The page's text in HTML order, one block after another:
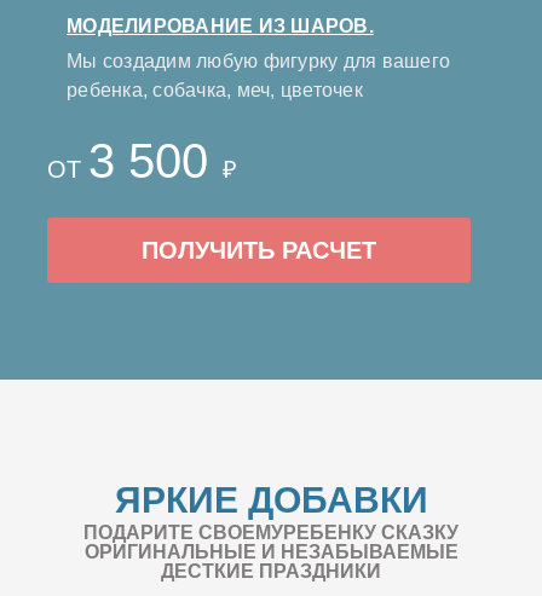
МОДЕЛИРОВАНИЕ ИЗ ШАРОВ.
Мы создадим любую фигурку для вашего
ребенка, собачка, меч, цветочек
ОТ 3 500 ₽
ПОЛУЧИТЬ РАСЧЕТ
ЯРКИЕ ДОБАВКИ
ПОДАРИТЕ СВОЕМУРЕБЕНКУ СКАЗКУ
ОРИГИНАЛЬНЫЕ И НЕЗАБЫВАЕМЫЕ
ДЕСТКИЕ ПРАЗДНИКИ